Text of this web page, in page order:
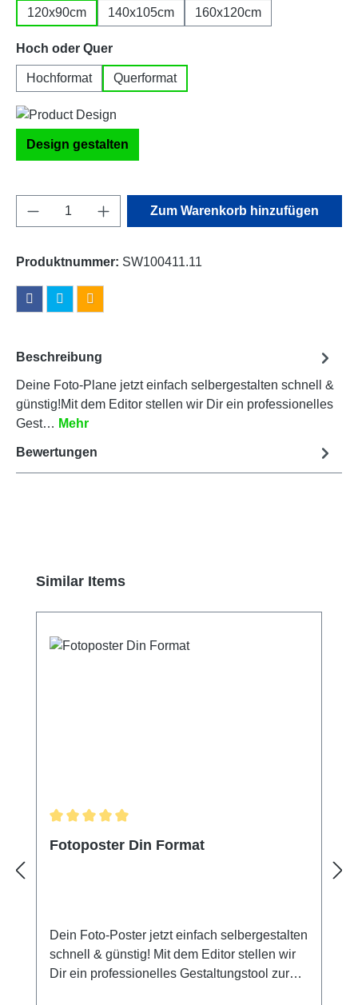
120x90cm
140x105cm 160x120cm
Hoch oder Querauswählen
Hochformat Querformat
Design gestalten
Produkt Anzahl: Gib den gewünschten
Zum Warenkorb hinzufügen
Produktnummer: SW100411.11
Beschreibung
Deine Foto-Plane jetzt einfach selbergestalten schnell &
günstig!Mit dem Editor stellen wir Dir ein professionelles
Gest… Mehr
Bewertungen
Produktgalerie überspringen
Similar Items
Fotoposter Din Format
Dein Foto-Poster jetzt einfach selbergestalten
schnell & günstig! Mit dem Editor stellen wir
Dir ein professionelles Gestaltungstool zur